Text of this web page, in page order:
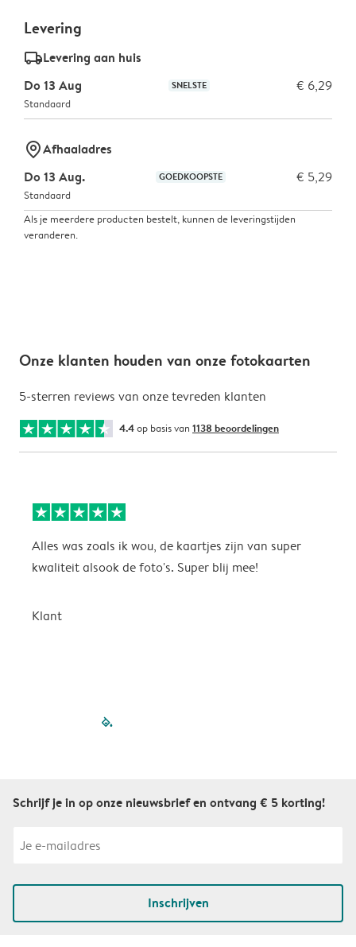
Levering
delivery_standard_v2Levering aan huis
Do 13 Aug
SNELSTE € 6,29
Standaard
marker-pinAfhaaladres
Do 13 Aug.
GOEDKOOPSTE € 5,29
Standaard
Als je meerdere producten bestelt, kunnen de leveringstijden
veranderen.
Onze klanten houden van onze fotokaarten
5-sterren reviews van onze tevreden klanten
4.4op basis van 1138 beoordelingen
Alles was zoals ik wou, de kaartjes zijn van super
kwaliteit alsook de foto's. Super blij mee!
Klant
filled-pagination
Schrijf je in op onze nieuwsbrief en ontvang € 5 korting!
Inschrijven